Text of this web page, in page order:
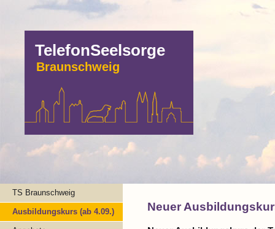
TelefonSeelsorge
Braunschweig
TS Braunschweig
Ausbildungskurs (ab 4.09.) Neuer